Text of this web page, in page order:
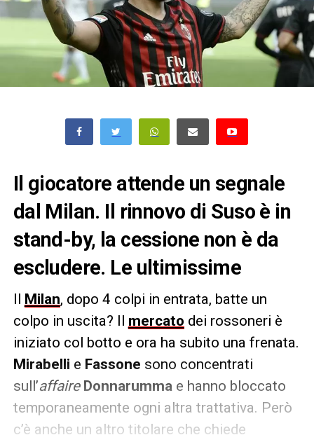
Il giocatore attende un segnale
dal Milan. Il rinnovo di Suso è in
stand-by, la cessione non è da
escludere. Le ultimissime
Milan, dopo 4 colpi in entrata, batte un
colpo in uscita? Il mercato dei rossoneri è
iniziato col botto e ora ha subito una frenata.
Mirabelli e Fassone sono concentrati
sull’affaire Donnarummae hanno bloccato
temporaneamente ogni altra trattativa. Però
c’è anche un altro titolare che chiede